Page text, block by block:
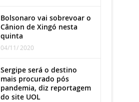
Bolsonaro vai sobrevoar o
Cânion de Xingó nesta
quinta
04/11/ 2020
Sergipe será o destino
mais procurado pós
pandemia, diz reportagem
do site UOL